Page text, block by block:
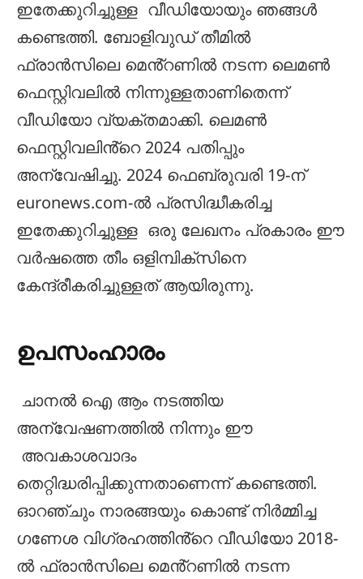
ഇതേക്കുറിച്ചുള്ള വീഡിയോയും ഞങ്ങൾ
കണ്ടെത്തി. ബോളിവുഡ് തീമിൽ
ഫ്രാൻസിലെ മെൻ്റണിൽ നടന്ന ലെമൺ
ഫെസ്റ്റിവലിൽ നിന്നുള്ളതാണിതെന്ന്
വീഡിയോ വ്യക്തമാക്കി. ലെമൺ
ഫെസ്റ്റിവലിൻ്റെ 2024 പതിപ്പും
അന്വേഷിച്ചു. 2024 ഫെബ്രുവരി 19-ന്
euronews.com-ൽ പ്രസിദ്ധീകരിച്ച
ഇതേക്കുറിച്ചുള്ള ഒരു ലേഖനം പ്രകാരം ഈ
വർഷത്തെ തീം ഒളിമ്പിക്‌സിനെ
കേന്ദ്രീകരിച്ചുള്ളത് ആയിരുന്നു.
ഉപസംഹാരം
ചാനൽ ഐ ആം നടത്തിയ
അന്വേഷണത്തിൽ നിന്നും ഈ
അവകാശവാദം
തെറ്റിദ്ധരിപ്പിക്കുന്നതാണെന്ന് കണ്ടെത്തി.
ഓറഞ്ചും നാരങ്ങയും കൊണ്ട് നിർമ്മിച്ച
ഗണേശ വിഗ്രഹത്തിൻ്റെ വീഡിയോ 2018-
ൽ ഫ്രാൻസിലെ മെൻ്റണിൽ നടന്ന